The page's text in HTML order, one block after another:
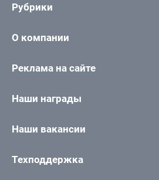
Рубрики
О компании
Реклама на сайте
Наши награды
Наши вакансии
Техподдержка